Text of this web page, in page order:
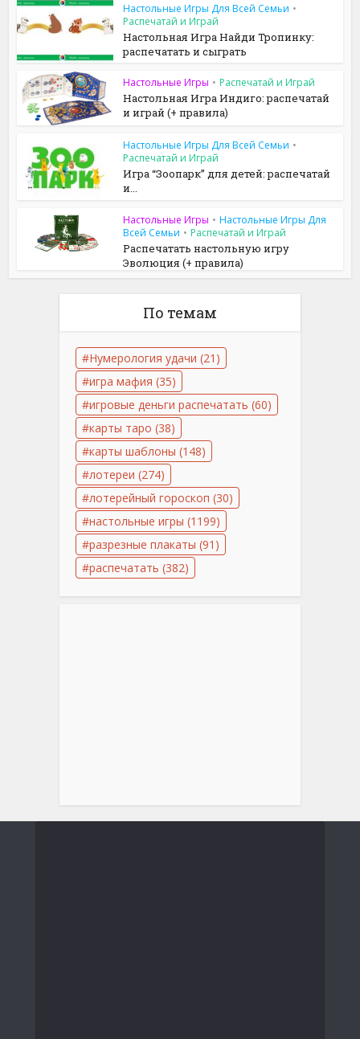
Настольные Игры Для Всей Семьи •
Распечатай и Играй
Настольная Игра Найди Тропинку:
распечатать и сыграть
Настольные Игры • Распечатай и Играй
Настольная Игра Индиго: распечатай
и играй (+ правила)
Настольные Игры Для Всей Семьи •
Распечатай и Играй
Игра “Зоопарк” для детей: распечатай
и...
Настольные Игры • Настольные Игры Для
Всей Семьи • Распечатай и Играй
Распечатать настольную игру
Эволюция (+ правила)
По темам
Нумерология удачи (21)
игра мафия (35)
игровые деньги распечатать (60)
карты таро (38)
карты шаблоны (148)
лотереи (274)
лотерейный гороскоп (30)
настольные игры (1199)
разрезные плакаты (91)
распечатать (382)